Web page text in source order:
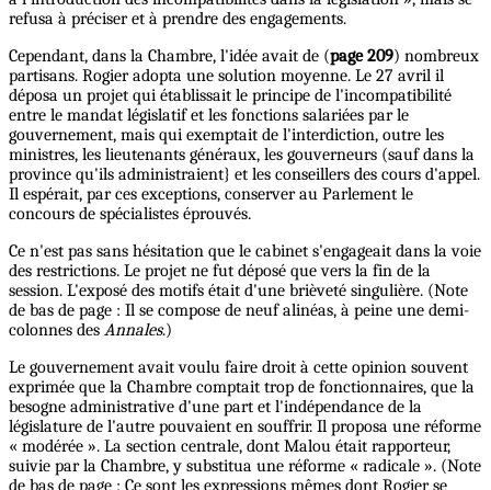
refusa à préciser et à prendre des engagements.
Cependant, dans la Chambre, l'idée avait de (page 209) nombreux
partisans. Rogier adopta une solution moyenne. Le 27 avril il
déposa un projet qui établissait le principe de l'incompatibilité
entre le mandat législatif et les fonctions salariées par le
gouvernement, mais qui exemptait de l'interdiction, outre les
ministres, les lieutenants généraux, les gouverneurs (sauf dans la
province qu'ils administraient} et les conseillers des cours d'appel.
Il espérait, par ces exceptions, conserver au Parlement le
concours de spécialistes éprouvés.
Ce n'est pas sans hésitation que le cabinet s'engageait dans la voie
des restrictions. Le projet ne fut déposé que vers la fin de la
session. L'exposé des motifs était d'une brièveté singulière. (Note
de bas de page : Il se compose de neuf alinéas, à peine une demi-
colonnes des Annales.)
Le gouvernement avait voulu faire droit à cette opinion souvent
exprimée que la Chambre comptait trop de fonctionnaires, que la
besogne administrative d'une part et l'indépendance de la
législature de l'autre pouvaient en souffrir. Il proposa une réforme
« modérée ». La section centrale, dont Malou était rapporteur,
suivie par la Chambre, y substitua une réforme « radicale ». (Note
de bas de page : Ce sont les expressions mêmes dont Rogier se